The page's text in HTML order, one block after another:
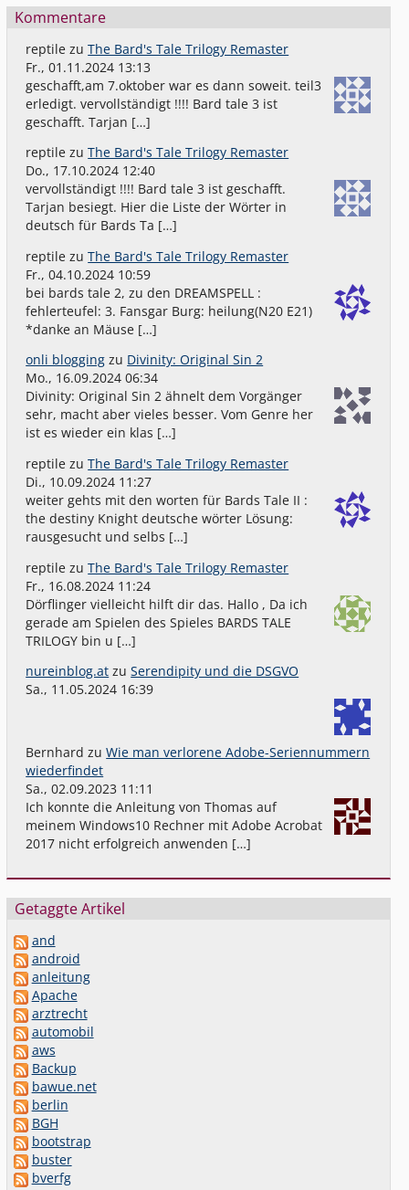
Kommentare
reptile zuThe Bard's Tale Trilogy Remaster
Fr., 01.11.2024 13:13
geschafft,am 7.oktober war es dann soweit. teil3
erledigt. vervollständigt !!!! Bard tale 3 ist
geschafft. Tarjan […]
reptile zuThe Bard's Tale Trilogy Remaster
Do., 17.10.2024 12:40
vervollständigt !!!! Bard tale 3 ist geschafft.
Tarjan besiegt. Hier die Liste der Wörter in
deutsch für Bards Ta […]
reptile zuThe Bard's Tale Trilogy Remaster
Fr., 04.10.2024 10:59
bei bards tale 2, zu den DREAMSPELL :
fehlerteufel: 3. Fansgar Burg: heilung(N20 E21)
*danke an Mäuse […]
onli blogging zu Divinity: Original Sin 2
Mo., 16.09.2024 06:34
Divinity: Original Sin 2 ähnelt dem Vorgänger
sehr, macht aber vieles besser. Vom Genre her
ist es wieder ein klas […]
reptile zuThe Bard's Tale Trilogy Remaster
Di., 10.09.2024 11:27
weiter gehts mit den worten für Bards Tale II :
the destiny Knight deutsche wörter Lösung:
rausgesucht und selbs […]
reptile zuThe Bard's Tale Trilogy Remaster
Fr., 16.08.2024 11:24
Dörflinger vielleicht hilft dir das. Hallo , Da ich
gerade am Spielen des Spieles BARDS TALE
TRILOGY bin u […]
nureinblog.at zuSerendipity und die DSGVO
Sa., 11.05.2024 16:39
Bernhard zuWie man verlorene Adobe-Seriennummern
wiederfindet
Sa., 02.09.2023 11:11
Ich konnte die Anleitung von Thomas auf
meinem Windows10 Rechner mit Adobe Acrobat
2017 nicht erfolgreich anwenden […]
Getaggte Artikel
and
android
anleitung
Apache
arztrecht
automobil
aws
Backup
bawue.net
berlin
BGH
bootstrap
buster
bverfg